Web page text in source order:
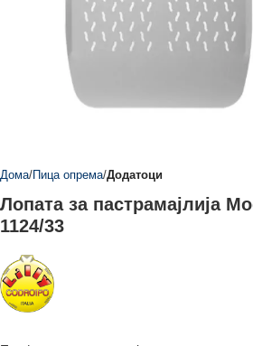
Дома Пица опрема Додатоци
Лопата за пастрамајлија
1124/33